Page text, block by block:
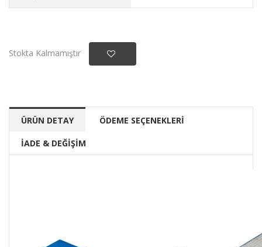
Stokta Kalmamıştır
ÜRÜN DETAY ÖDEME SEÇENEKLERİ
İADE & DEĞİŞİM